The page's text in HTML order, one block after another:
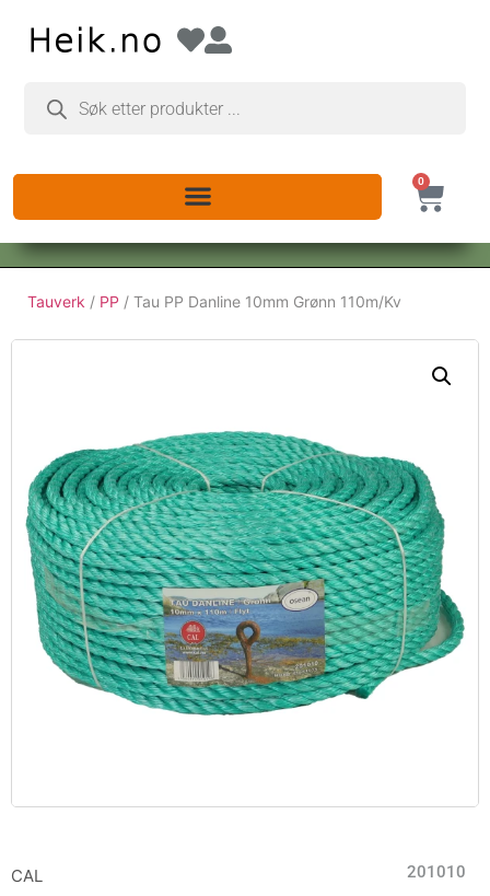
0
Tauverk / PP / Tau PP Danline 10mm Grønn 110m/Kv
CAL 201010